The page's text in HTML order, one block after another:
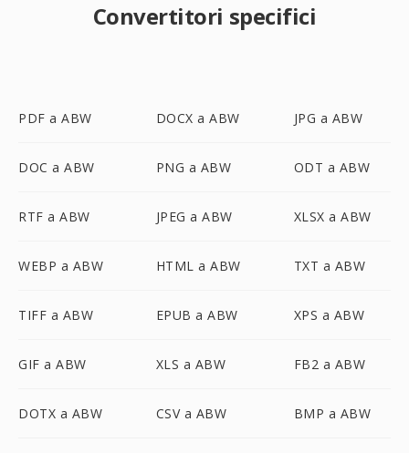
Convertitori specifici
PDF a ABW DOCX a ABW JPG a ABW
DOC a ABW PNG a ABW ODT a ABW
RTF a ABW JPEG a ABW XLSX a ABW
WEBP a ABW HTML a ABW TXT a ABW
TIFF a ABW EPUB a ABW XPS a ABW
GIF a ABW XLS a ABW FB2 a ABW
DOTX a ABW CSV a ABW BMP a ABW